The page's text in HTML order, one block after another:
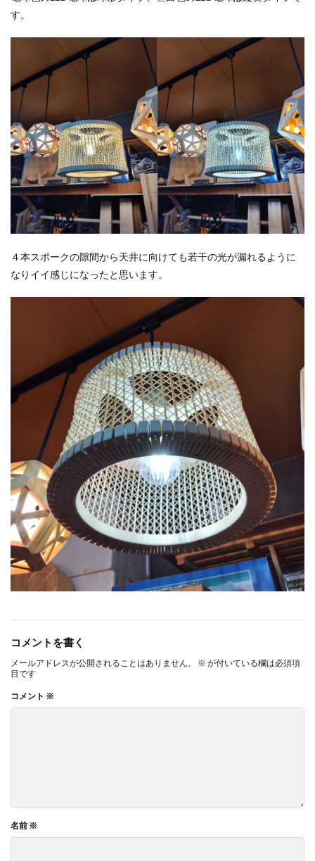
す。
４本スポークの隙間から天井に向けても若干の光が漏れるように
なりイイ感じになったと思います。
コメントを書く
メールアドレスが公開されることはありません。 ※ が付いている欄は必須項
目です
コメント ※
名前 ※